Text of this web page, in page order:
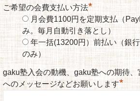
ご希望の会費支払い方法*
月会費1100円を定期支払（
み。毎月自動引き落とし）
年一括(13200円）前払い（銀
のみ）
gaku塾入会の動機、gaku塾への期待、
へのメッセージなどお願いします*